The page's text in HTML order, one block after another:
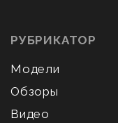
РУБРИКАТОР
Модели
Обзоры
Видео